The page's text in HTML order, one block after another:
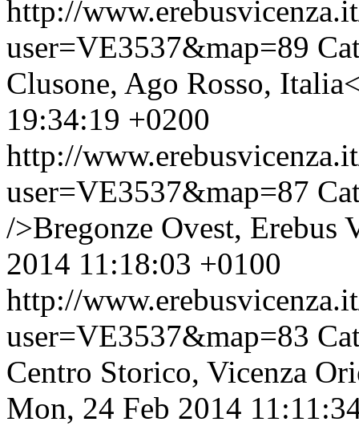
http://
user=VE3537&map=89
Clusone, Ago Rosso,
19:34:19 +0200
http://
user=VE3537&map=87
/>Bregonze Ovest, Erebus
2014 11:18:03 +0100
http://
user=VE3537&map=83
Centro Storico, Vicenza
Mon, 24 Feb 2014